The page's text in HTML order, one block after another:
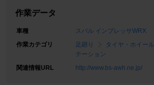
作業データ
車種
スバル インプレッサWRX
作業カテゴリ
足廻り タイヤ・ホイー
テーション
関連情報URL
http://www.bs-awh.ne.jp/